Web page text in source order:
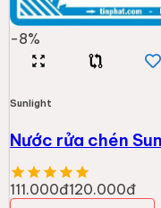
-8%
Sunlight
Nước rửa chén
111.000đ120.000đ